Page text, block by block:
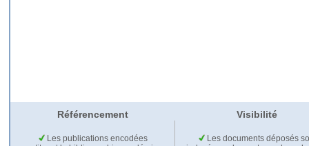
Référencement Visibilité
Les publications encodées
Les documents déposés